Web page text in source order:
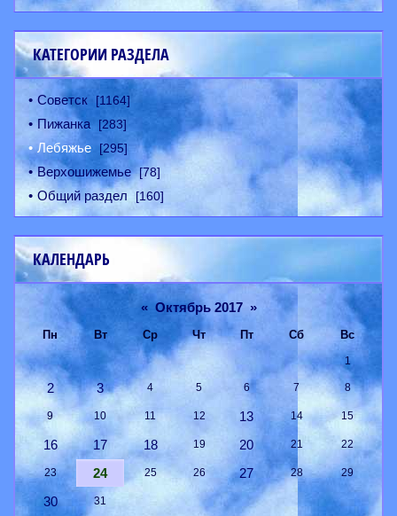
КАТЕГОРИИ РАЗДЕЛА
Советск [1164]
Пижанка [283]
Лебяжье [295]
Верхошижемье [78]
Общий раздел [160]
КАЛЕНДАРЬ
« Октябрь 2017 »
Пн Вт Ср Чт Пт Сб Вс
1
2 3 4 5 6 7 8
9 10 11 12 13 14 15
16 17 18 19 20 21 22
23 24 25 26 27 28 29
30 31